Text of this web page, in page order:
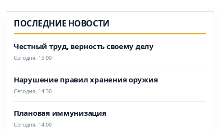
ПОСЛЕДНИЕ НОВОСТИ
Честный труд, верность своему делу
Сегодня, 15:00
Нарушение правил хранения оружия
Сегодня, 14:30
Плановая иммунизация
Сегодня, 14:00